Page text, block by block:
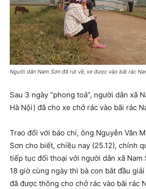
Người dân Nam Sơn đã rút về, xe được vào bãi rác
Sau 3 ngày “phong toả”, người dân xã
Hà Nội) đã cho xe chở rác vào bãi rác
Trao đổi với báo chí, ông Nguyễn Văn
Sơn cho biết, chiều nay (25.12), chính
tiếp tục đối thoại với người dân xã Nam
18 giờ cùng ngày thì bà con bắt đầu
đã được thông cho chở rác vào bãi rác